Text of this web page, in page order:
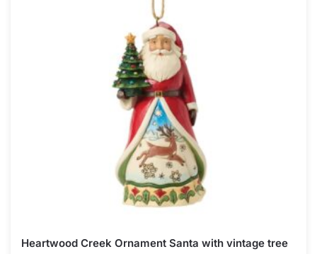
Heartwood Creek Ornament Santa with vintage tree